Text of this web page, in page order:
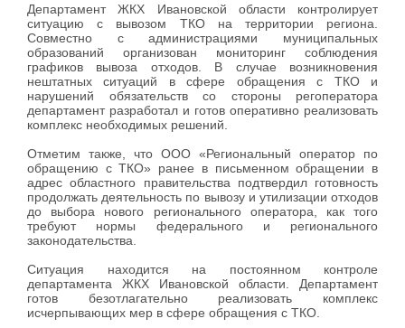
Департамент ЖКХ Ивановской области контролирует
ситуацию с вывозом ТКО на территории региона.
Совместно с администрациями муниципальных
образований организован мониторинг соблюдения
графиков вывоза отходов. В случае возникновения
нештатных ситуаций в сфере обращения с ТКО и
нарушений обязательств со стороны регоператора
департамент разработал и готов оперативно реализовать
комплекс необходимых решений.
Отметим также, что ООО «Региональный оператор по
обращению с ТКО» ранее в письменном обращении в
адрес областного правительства подтвердил готовность
продолжать деятельность по вывозу и утилизации отходов
до выбора нового регионального оператора, как того
требуют нормы федерального и регионального
законодательства.
Ситуация находится на постоянном контроле
департамента ЖКХ Ивановской области. Департамент
готов безотлагательно реализовать комплекс
исчерпывающих мер в сфере обращения с ТКО.